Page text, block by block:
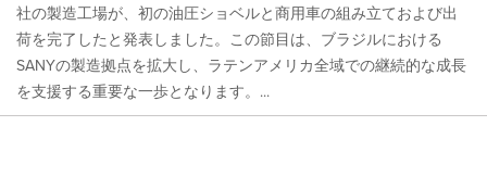
社の製造工場が、初の油圧ショベルと商用車の組み立ておよび出
荷を完了したと発表しました。この節目は、ブラジルにおける
SANYの製造拠点を拡大し、ラテンアメリカ全域での継続的な成長
を支援する重要な一歩となります。...